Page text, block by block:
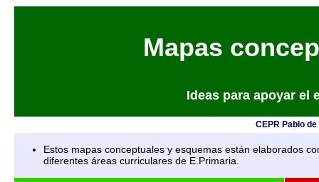
Mapas
Ideas para apoyar el
CEPR Pablo
Estos mapas conceptuales y esquemas están elaborados
diferentes áreas curriculares de E.Primaria.